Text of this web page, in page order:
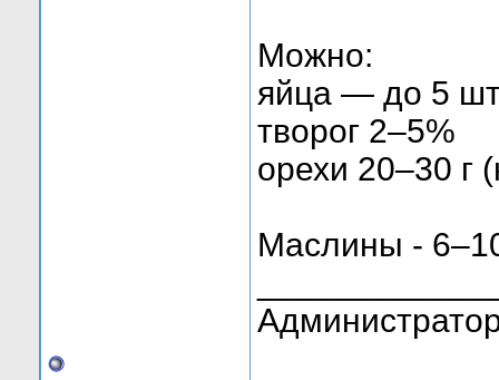
Можно:
яйца — до 5
творог 2–5%
орехи 20–30 г
Маслины -